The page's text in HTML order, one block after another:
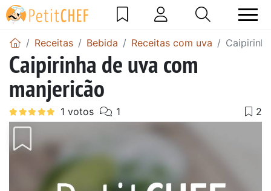
Receitas Bebida Receitas com uva
Caipirinha de uva com
manjericão